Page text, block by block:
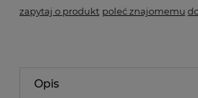
zapytaj o produkt poleć znajomemu
Opis